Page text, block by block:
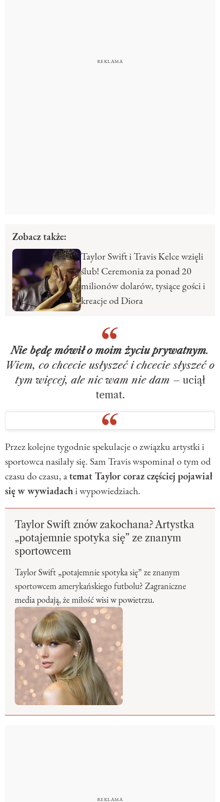
Zobacz także:
Taylor Swift i Travis Kelce wzięli
ślub! Ceremonia za ponad 20
milionów dolarów, tysiące gości i
kreacje od Diora
Nie będę mówił o moim życiu prywatnym.
Wiem, co chcecie usłyszeć i chcecie słyszeć o
tym więcej, ale nic wam nie dam – uciął
temat.
Przez kolejne tygodnie spekulacje o związku artystki i
sportowca nasilały się. Sam Travis wspominał o tym od
czasu do czasu, atemat Taylor coraz częściej pojawiał
się w wywiadachi wypowiedziach.
Taylor Swift znów zakochana? Artystka
„potajemnie spotyka się” ze znanym
sportowcem
Taylor Swift „potajemnie spotyka się” ze znanym
sportowcem amerykańskiego futbolu? Zagraniczne
media podają, że miłość wisi w powietrzu.